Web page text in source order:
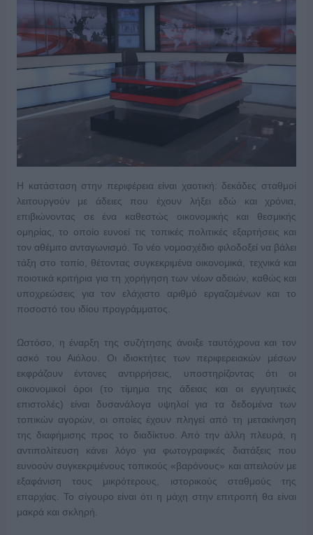
Η κατάσταση στην περιφέρεια είναι χαοτική: δεκάδες σταθμοί
λειτουργούν με άδειες που έχουν λήξει εδώ και χρόνια,
επιβιώνοντας σε ένα καθεστώς οικονομικής και θεσμικής
ομηρίας, το οποίο ευνοεί τις τοπικές πολιτικές εξαρτήσεις και
τον αθέμιτο ανταγωνισμό. Το νέο νομοσχέδιο φιλοδοξεί να βάλει
τάξη στο τοπίο, θέτοντας συγκεκριμένα οικονομικά, τεχνικά και
ποιοτικά κριτήρια για τη χορήγηση των νέων αδειών, καθώς και
υποχρεώσεις για τον ελάχιστο αριθμό εργαζομένων και το
ποσοστό του ιδίου προγράμματος.
Ωστόσο, η έναρξη της συζήτησης άνοιξε ταυτόχρονα και τον
ασκό του Αιόλου. Οι ιδιοκτήτες των περιφερειακών μέσων
εκφράζουν έντονες αντιρρήσεις, υποστηρίζοντας ότι οι
οικονομικοί όροι (το τίμημα της άδειας και οι εγγυητικές
επιστολές) είναι δυσανάλογα υψηλοί για τα δεδομένα των
τοπικών αγορών, οι οποίες έχουν πληγεί από τη μετακίνηση
της διαφήμισης προς το διαδίκτυο. Από την άλλη πλευρά, η
αντιπολίτευση κάνει λόγο για φωτογραφικές διατάξεις που
ευνοούν συγκεκριμένους τοπικούς «βαρόνους» και απειλούν με
εξαφάνιση τους μικρότερους, ιστορικούς σταθμούς της
επαρχίας. Το σίγουρο είναι ότι η μάχη στην επιτροπή θα είναι
μακρά και σκληρή.